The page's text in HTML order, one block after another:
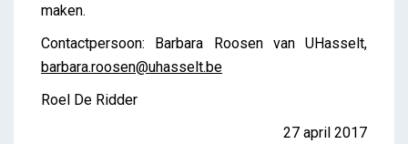
maken.
Contactpersoon: Barbara Roosen van UHasselt,
barbara.roosen@uhasselt.be
Roel De Ridder
27 april 2017